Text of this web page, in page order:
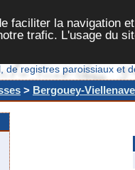
faciliter la navigation
trafic. L'usage du
de registres paroissiaux et
> Bergouey-